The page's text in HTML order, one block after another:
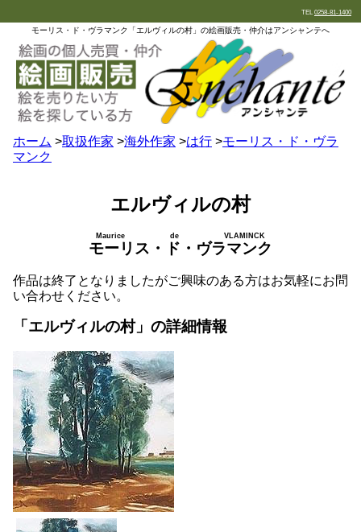
TEL 0258-81-1400
モーリス・ド・ヴラマンク「エルヴィルの村」の絵画販売・仲介はアンシャンテへ
ホーム >取扱作家 >海外作家 >は行 >モーリス・ド・ヴラ
マンク
エルヴィルの村
モーリス・ド・ヴラマンク
Maurice de VLAMINCK
作品は終了となりましたがご興味のある方はお気軽にお問
い合わせください。
「エルヴィルの村」の詳細情報